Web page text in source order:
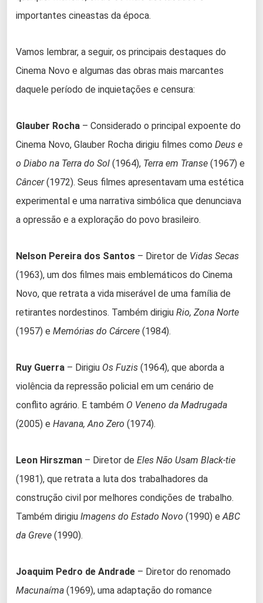
importantes cineastas da época.
Vamos lembrar, a seguir, os principais destaques do
Cinema Novo e algumas das obras mais marcantes
daquele período de inquietações e censura:
Glauber Rocha – Considerado o principal expoente do
Cinema Novo, Glauber Rocha dirigiu filmes como Deus e
o Diabo na Terra do Sol (1964), Terra em Transe (1967) e
Câncer(1972). Seus filmes apresentavam uma estética
experimental e uma narrativa simbólica que denunciava
a opressão e a exploração do povo brasileiro.
Nelson Pereira dos Santos – Diretor de Vidas Secas
(1963), um dos filmes mais emblemáticos do Cinema
Novo, que retrata a vida miserável de uma família de
retirantes nordestinos. Também dirigiu Rio, Zona Norte
(1957) e Memórias do Cárcere (1984).
Ruy Guerra – Dirigiu Os Fuzis (1964), que aborda a
violência da repressão policial em um cenário de
conflito agrário. E também O Veneno da Madrugada
(2005) e Havana, Ano Zero (1974).
Leon Hirszman – Diretor de Eles Não Usam Black-tie
(1981), que retrata a luta dos trabalhadores da
construção civil por melhores condições de trabalho.
Também dirigiu Imagens do Estado Novo (1990) eABC
da Greve (1990).
Joaquim Pedro de Andrade – Diretor do renomado
Macunaíma (1969), uma adaptação do romance